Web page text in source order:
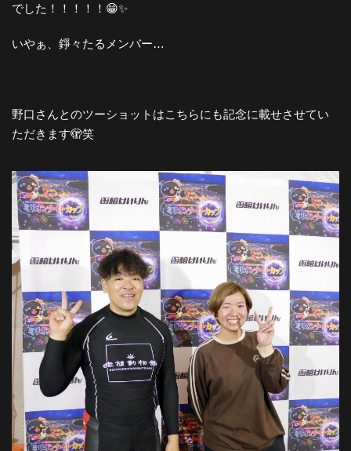
でした！！！！！😁✨
いやぁ、錚々たるメンバー…
野口さんとのツーショットはこちらにも記念に載せさせてい
ただきます🫣笑